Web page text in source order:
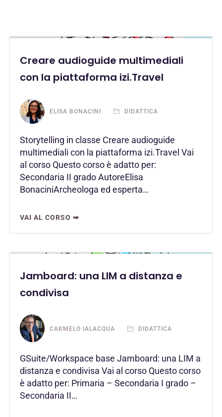
Creare audioguide multimediali
con la piattaforma izi.Travel
ELISA BONACINI DIDATTICA
Storytelling in classe Creare audioguide
multimediali con la piattaforma izi.Travel Vai
al corso Questo corso è adatto per:
Secondaria II grado AutoreElisa
BonaciniArcheologa ed esperta…
VAI AL CORSO ➡
Jamboard: una LIM a distanza e
condivisa
CARMELO IALACQUA DIDATTICA
GSuite/Workspace base Jamboard: una LIM a
distanza e condivisa Vai al corso Questo corso
è adatto per: Primaria – Secondaria I grado –
Secondaria II…